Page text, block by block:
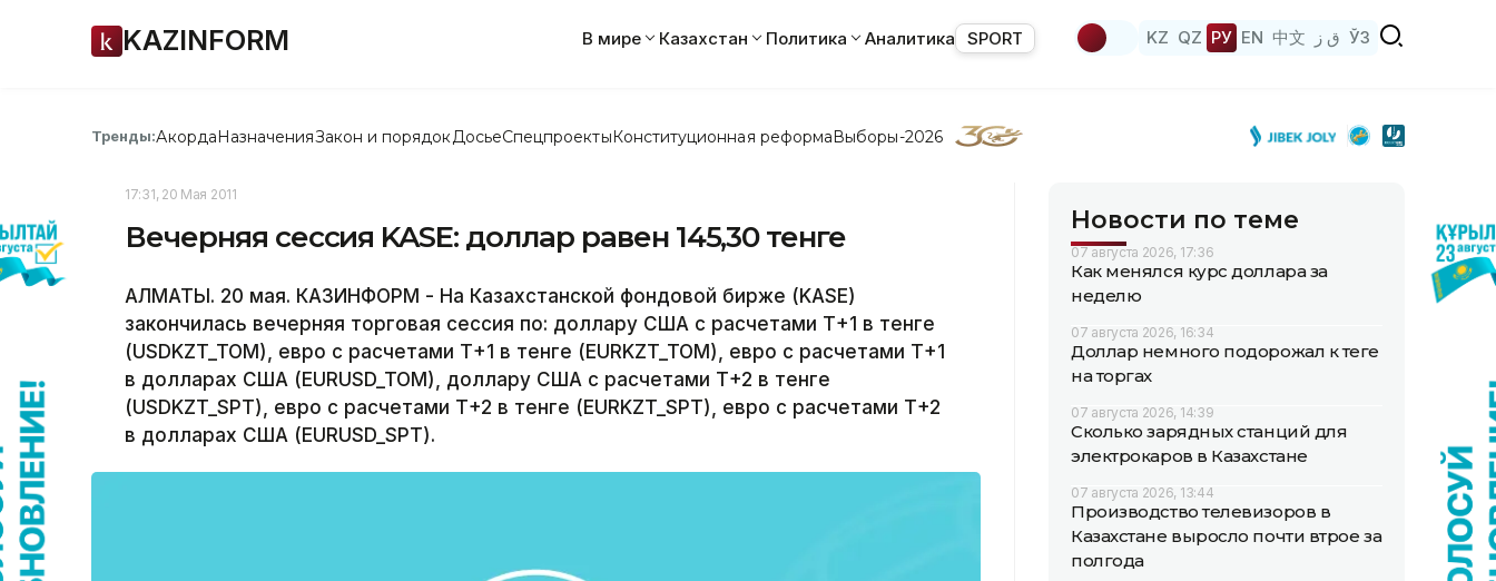
KAZINFORM В мире Казахстан Политика Аналитика SPORT KZ QZ РУ EN 中文 ق ز ЎЗ
Тренды:АкордаНазначенияЗакон и порядок ДосьеСпецпроектыКонституционная реформаВыборы-2026
17:31, 20 Мая 2011
Вечерняя сессия KASE: доллар равен 145,30 тенге
АЛМАТЫ. 20 мая. КАЗИНФОРМ - На Казахстанской фондовой бирже (KASE)
закончилась вечерняя торговая сессия по: доллару США с расчетами Т+1 в тенге
(USDKZT_TOM), евро с расчетами Т+1 в тенге (EURKZT_TOM), евро с расчетами Т+1
в долларах США (EURUSD_TOM), доллару США с расчетами Т+2 в тенге
(USDKZT_SPT), евро с расчетами Т+2 в тенге (EURKZT_SPT), евро с расчетами Т+2
в долларах США (EURUSD_SPT).
Новости по теме
07 августа 2026, 17:36
Как менялся курс доллара за
неделю
07 августа 2026, 16:34
Доллар немного подорожал к теңге
на торгах
07 августа 2026, 14:39
Сколько зарядных станций для
электрокаров в Казахстане
07 августа 2026, 13:44
Производство телевизоров в
Казахстане выросло почти втрое за
полгода